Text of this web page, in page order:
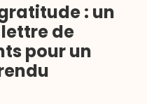
: un
de
pour un